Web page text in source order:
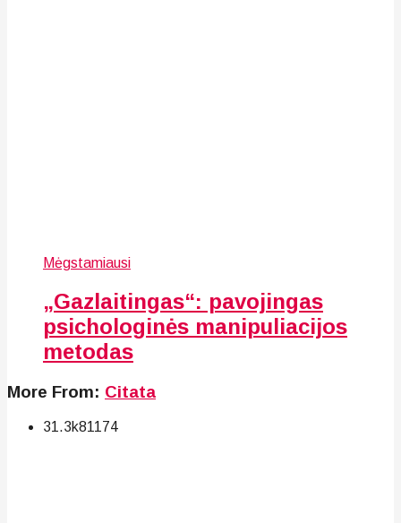
Mėgstamiausi
„Gazlaitingas“: pavojingas
psichologinės manipuliacijos
metodas
More From: Citata
31.3k81 174